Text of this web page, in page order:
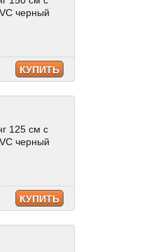
черный
КУПИТЬ
125 см с
черный
КУПИТЬ